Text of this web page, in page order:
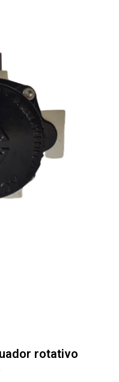
rotativo